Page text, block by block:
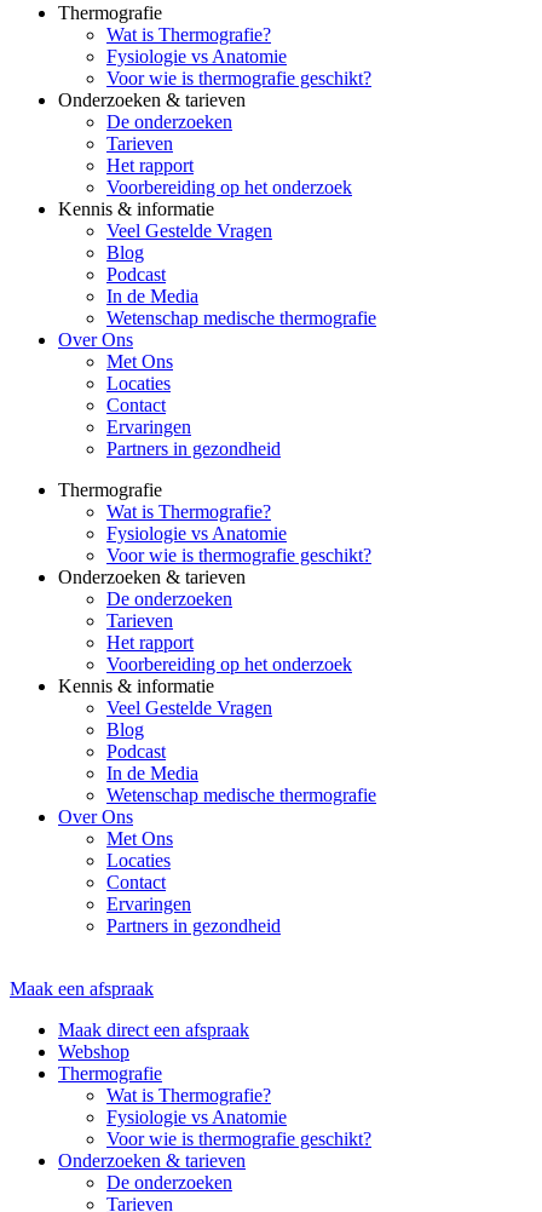
Thermografie
Wat is Thermografie?
Fysiologie vs Anatomie
Voor wie is thermografie geschikt?
Onderzoeken & tarieven
De onderzoeken
Tarieven
Het rapport
Voorbereiding op het onderzoek
Kennis & informatie
Veel Gestelde Vragen
Blog
Podcast
In de Media
Wetenschap medische thermografie
Over Ons
Met Ons
Locaties
Contact
Ervaringen
Partners in gezondheid
Thermografie
Wat is Thermografie?
Fysiologie vs Anatomie
Voor wie is thermografie geschikt?
Onderzoeken & tarieven
De onderzoeken
Tarieven
Het rapport
Voorbereiding op het onderzoek
Kennis & informatie
Veel Gestelde Vragen
Blog
Podcast
In de Media
Wetenschap medische thermografie
Over Ons
Met Ons
Locaties
Contact
Ervaringen
Partners in gezondheid
Maak een afspraak
Maak direct een afspraak
Webshop
Thermografie
Wat is Thermografie?
Fysiologie vs Anatomie
Voor wie is thermografie geschikt?
Onderzoeken & tarieven
De onderzoeken
Tarieven